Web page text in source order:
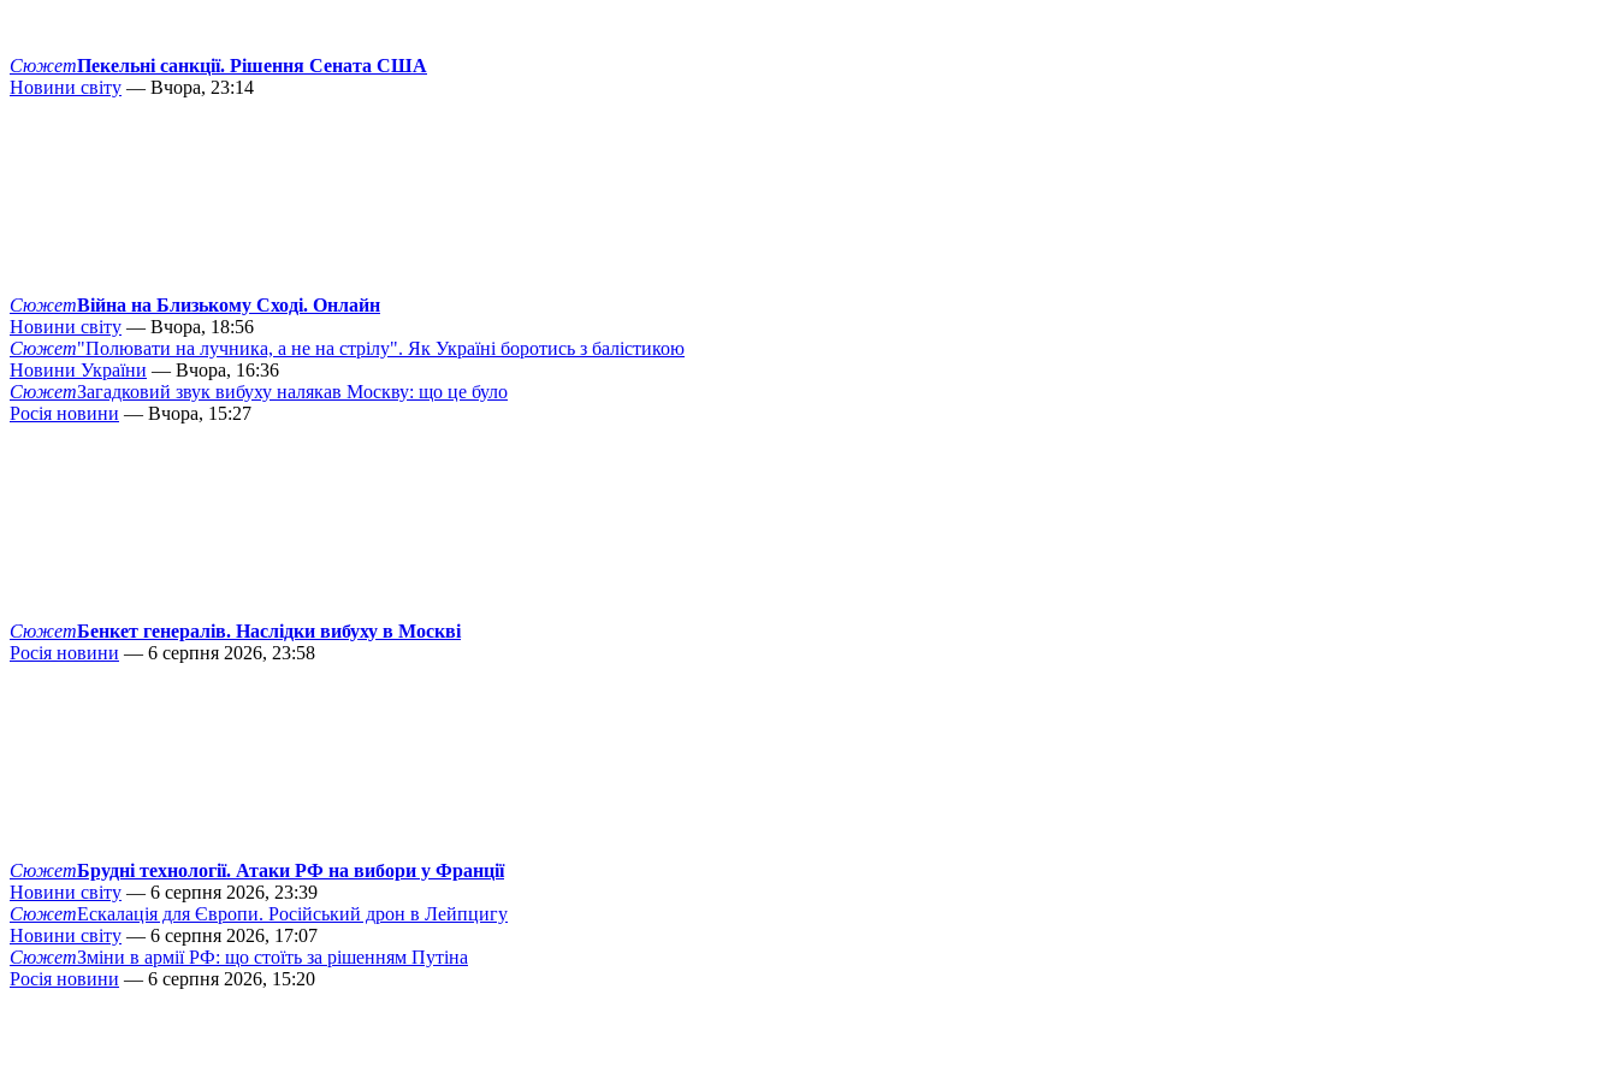
СюжетПекельні санкції. Рішення Сената США
Новини світу — Вчора, 23:14
СюжетВійна на Близькому Сході. Онлайн
Новини світу — Вчора, 18:56
Сюжет"Полювати на лучника, а не на стрілу". Як Україні боротись з балістикою
Новини України — Вчора, 16:36
СюжетЗагадковий звук вибуху налякав Москву: що це було
Росія новини — Вчора, 15:27
СюжетБенкет генералів. Наслідки вибуху в Москві
Росія новини — 6 серпня 2026, 23:58
СюжетБрудні технології. Атаки РФ на вибори у Франції
Новини світу — 6 серпня 2026, 23:39
СюжетЕскалація для Європи. Російський дрон в Лейпцигу
Новини світу — 6 серпня 2026, 17:07
СюжетЗміни в армії РФ: що стоїть за рішенням Путіна
Росія новини — 6 серпня 2026, 15:20